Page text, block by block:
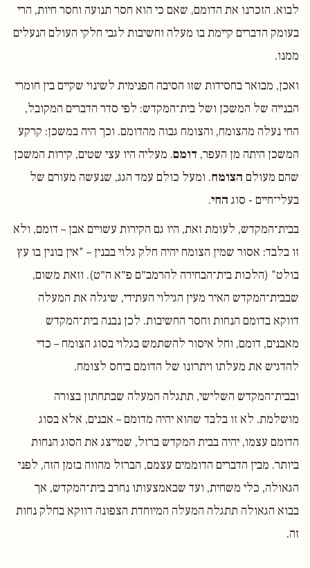
לבוא. הזכרנו את הדומם, שאם כי הוא חסר תנועה וחסר חיות, הרי
בעומק הדברים קיימת בו מעלה וחשיבות לגבי חלקי העולם הנעלים
ממנו.
ואכן, מבואר בחסידות שזו הסיבה הפנימית לשינוי שקיים בין חומרי
הבנייה של המשכן ושל בית־המקדש: לפי סדר הדברים המקובל,
החי נעלה מהצומח, והצומח גבוה מהדומם. וכך היה במשכן: קרקע
המשכן היתה מן העפר, דומם. מעליה היו עצי שטים, קירות המשכן
שהם מעולם הצומח. ומעל כולם עמד הגג, שנעשה מעורם של
בעלי־חיים - סוג החי.
בבית־המקדש, לעומת זאת, היו גם הקירות עשויים אבן – דומם, ולא
זו בלבד: אסור שמין הצומח יהיה חלק גלוי בבנין – "אין בונין בו עץ
בולט" (הלכות בית־הבחירה להרמב״ם פ״א ה״ט). וזאת משום,
שבבית־המקדש האיר מעין הגילוי העתידי, שיגלה את המעלה
דווקא בדומם הנחות וחסר החשיבות. לכן נבנה בית־המקדש
מאבנים, דומם, וחל איסור להשתמש בגלוי בסוג הצומח – כדי
להדגיש את מעלתו ויתרונו של הדומם ביחס לצומח.
ובבית־המקדש השלישי, תתגלה המעלה שבתחתון בצורה
מושלמת. לא זו בלבד שהוא יהיה מדומם – אבנים, אלא בסוג
הדומם עצמו, יהיה בבית המקדש ברזל, שמייצג את הסוג הנחות
ביותר. מבין הדברים הדוממים עצמם, הברזל מהווה בזמן הזה, לפני
הגאולה, כלי משחית, ועד שבאמצעותו נחרב בית־המקדש, אך
בבוא הגאולה תתגלה המעלה המיוחדת הצפונה דווקא בחלק נחות
זה.